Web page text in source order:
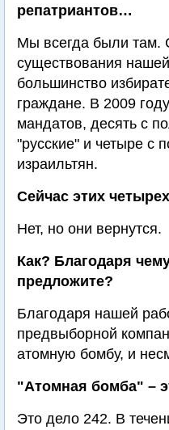
репатриантов…
Мы всегда были там.
существования
большинство
граждане. В 2009
мандатов, десять с
"русские" и четыре с
израильтян.
Сейчас этих
Нет, но они вернутся.
Как? Благодаря
предложите?
Благодаря нашей
предвыборной
атомную бомбу, и
"Атомная бомба" –
Это дело 242. В